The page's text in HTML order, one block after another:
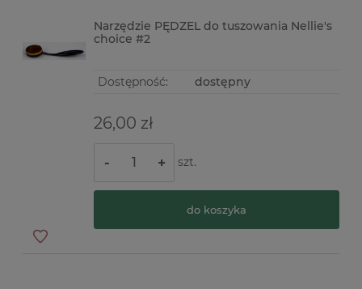
Narzędzie PĘDZEL do tuszowania Nellie's
choice #2
Dostępność: dostępny
26,00 zł
- + szt.
do koszyka